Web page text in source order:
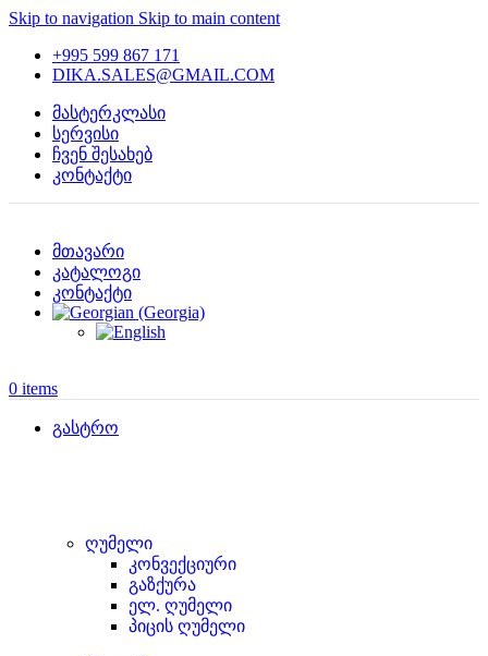
Skip to navigation Skip to main content
+995 599 867 171
DIKA.SALES@GMAIL.COM
მასტერკლასი
სერვისი
ჩვენ შესახებ
კონტაქტი
მთავარი
კატალოგი
კონტაქტი
0 items
გასტრო
ღუმელი
კონვექციური
გაზქურა
ელ. ღუმელი
პიცის ღუმელი